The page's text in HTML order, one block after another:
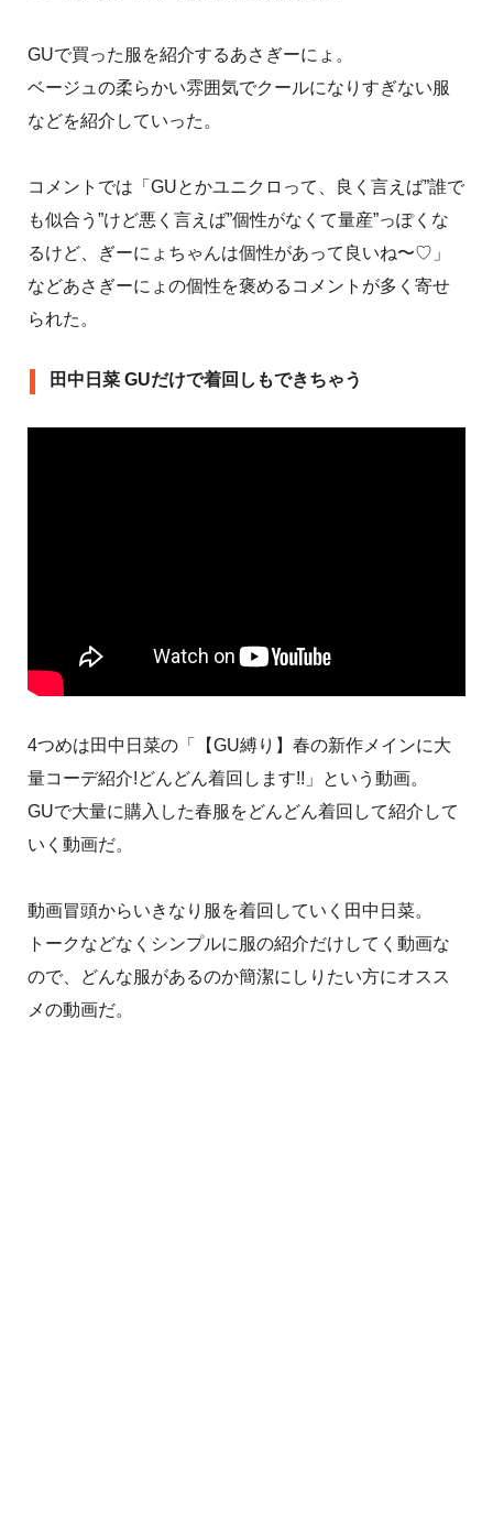
GUで買った服を紹介するあさぎーにょ。
ベージュの柔らかい雰囲気でクールになりすぎない服
などを紹介していった。
コメントでは「GUとかユニクロって、良く言えば”誰で
も似合う”けど悪く言えば”個性がなくて量産”っぽくな
るけど、ぎーにょちゃんは個性があって良いね〜♡」
などあさぎーにょの個性を褒めるコメントが多く寄せ
られた。
田中日菜 GUだけで着回しもできちゃう
4つめは田中日菜の「【GU縛り】春の新作メインに大
量コーデ紹介!どんどん着回します!!」という動画。
GUで大量に購入した春服をどんどん着回して紹介して
いく動画だ。
動画冒頭からいきなり服を着回していく田中日菜。
トークなどなくシンプルに服の紹介だけしてく動画な
ので、どんな服があるのか簡潔にしりたい方にオスス
メの動画だ。